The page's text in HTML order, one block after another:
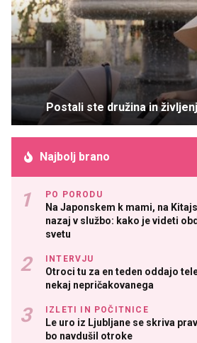
Postali ste družina in
Najbolj brano
PO PORODU
Na Japonskem k mami, na
nazaj v službo: kako je videti
svetu
INTERVJU
Otroci tu za en teden oddajo
nekaj nepričakovanega
IZLETI IN POČITNICE
Le uro iz Ljubljane se skriva
bo navdušil otroke